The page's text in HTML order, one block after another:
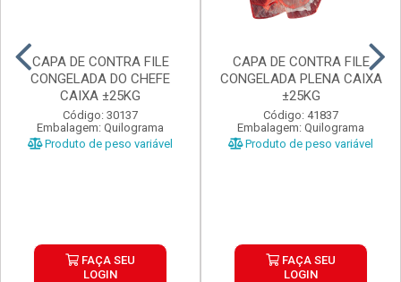
CAPA DE CONTRA FILE
CONGELADA DO CHEFE
CAIXA ±25KG
Código: 30137
Embalagem: Quilograma
Produto de peso variável
FAÇA SEU
LOGIN
CAPA DE CONTRA FILE
CONGELADA PLENA CAIXA
±25KG
Código: 41837
Embalagem: Quilograma
Produto de peso variável
FAÇA SEU
LOGIN